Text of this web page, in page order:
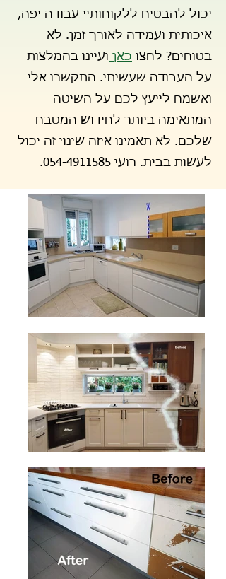
יכול להבטיח ללקוחותיי עבודה יפה,
איכותית ועמידה לאורך זמן. לא
בטוחים? לחצו כאן ועיינו בהמלצות
על העבודה שעשיתי. התקשרו אלי
ואשמח לייעץ לכם על השיטה
המתאימה ביותר לחידוש המטבח
שלכם. לא תאמינו איזה שינוי זה יכול
לעשות בבית. רועי 054-4911585
.